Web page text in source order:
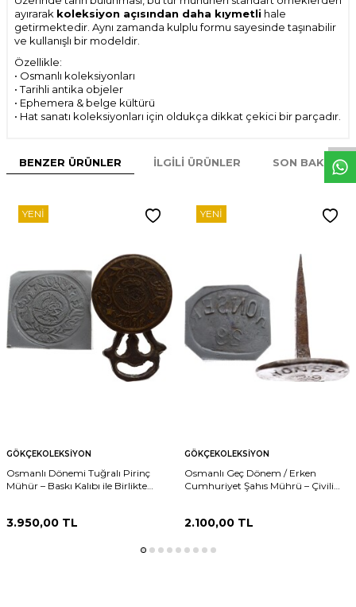
W
h
t
s
p
p
D
e
s
e
H
a
t
t
ayırarak koleksiyon açısından daha kıymetli hale
getirmektedir. Aynı zamanda kulplu formu sayesinde taşınabilir
ve kullanışlı bir modeldir.
Özellikle:
• Osmanlı koleksiyonları
• Tarihli antika objeler
• Ephemera & belge kültürü
• Hat sanatı koleksiyonları için oldukça dikkat çekici bir parçadır.
BENZER ÜRÜNLER İLGILI ÜRÜNLER SON
YENI
GÖKÇEKOLEKSIYON
Osmanlı Dönemi Tuğralı Pirinç
Mühür – Baskı Kalıbı ile Birlikte
3.950,00 TL
YENI
GÖKÇEKOLEKSIYON
Osmanlı Geç Dönem / Erken
Cumhuriyet Şahıs Mührü – Çivili
2.100,00TL